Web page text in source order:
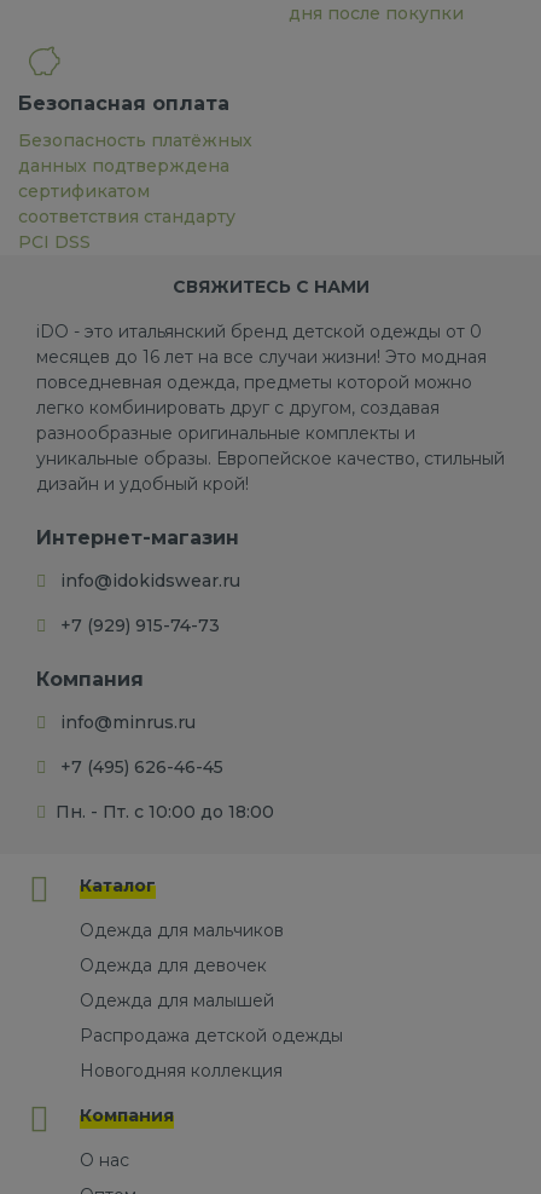
дня после покупки
Безопасная оплата
Безопасность платёжных
данных подтверждена
сертификатом
соответствия стандарту
PCI DSS
СВЯЖИТЕСЬ С НАМИ
iDO - это итальянский бренд детской одежды от 0
месяцев до 16 лет на все случаи жизни! Это модная
повседневная одежда, предметы которой можно
легко комбинировать друг с другом, создавая
разнообразные оригинальные комплекты и
уникальные образы. Европейское качество, стильный
дизайн и удобный крой!
Интернет-магазин
info@idokidswear.ru
+7 (929) 915-74-73
Компания
info@minrus.ru
+7 (495) 626-46-45
Пн. - Пт. с 10:00 до 18:00
Каталог
Одежда для мальчиков
Одежда для девочек
Одежда для малышей
Распродажа детской одежды
Новогодняя коллекция
Компания
О нас